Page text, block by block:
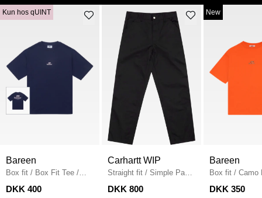
Kun hos qUINT
Bareen
Box fit / Box Fit Tee /
NAVY
DKK 400
Carhartt WIP
Straight fit / Simple Pant
I020075 / BLACK
DKK 800
New
Bareen
Box fit / Camo
Fit T-shirt /
DKK 350